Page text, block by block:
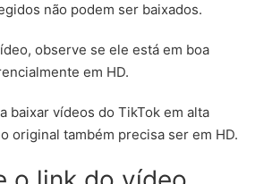
não podem ser baixados.
observe se ele está em boa
em HD.
baixar vídeos do TikTok em alta
original também precisa ser em HD.